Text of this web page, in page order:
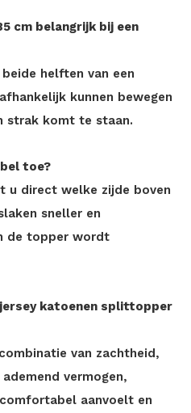
cm belangrijk bij een
helften van een
kunnen bewegen
strak komt te staan.
toe?
u direct welke zijde boven
sneller en
de topper wordt
katoenen splittopper
van zachtheid,
vermogen,
aanvoelt en